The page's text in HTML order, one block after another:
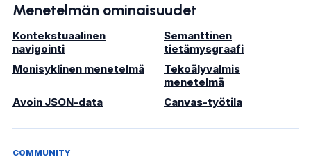
Menetelmän ominaisuudet
Kontekstuaalinen
navigointi
Semanttinen
tietämysgraafi
Monisyklinen menetelmä
Tekoälyvalmis
menetelmä
Avoin JSON-data
Canvas-työtila
COMMUNITY